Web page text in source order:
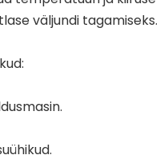
väljundi tagamiseks.